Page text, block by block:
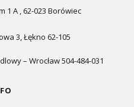
1 A , 62-023 Borówiec
3, Łękno 62-105
– Wrocław 504-484-031